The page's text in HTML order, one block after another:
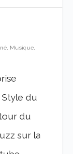
Musique,
du
du
sur la